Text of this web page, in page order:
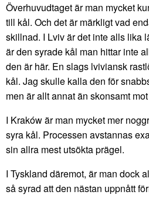
Överhuvudtaget är man mycket
till kål. Och det är märkligt vad
skillnad. I Lviv är det inte alls lika
är den syrade kål man hittar inte
den är här. En slags lviviansk
kål. Jag skulle kalla den för
men är allt annat än skonsamt
I Kraków är man mycket mer
syra kål. Processen avstannas
sin allra mest utsökta prägel.
I Tyskland däremot, är man dock
så syrad att den nästan uppnått